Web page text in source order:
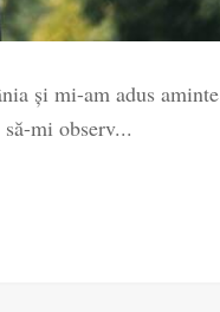
și mi-am adus aminte
mi observ...